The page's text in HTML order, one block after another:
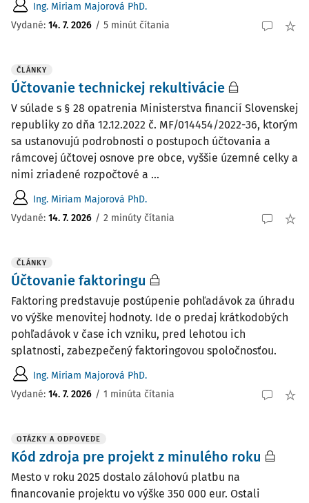
Ing. Miriam Majorová PhD.
Vydané: 14. 7. 2026 / 5 minút čítania
ČLÁNKY
Účtovanie technickej rekultivácie
V súlade s § 28 opatrenia Ministerstva financií Slovenskej
republiky zo dňa 12.12.2022 č. MF/014454/2022-36, ktorým
sa ustanovujú podrobnosti o postupoch účtovania a
rámcovej účtovej osnove pre obce, vyššie územné celky a
nimi zriadené rozpočtové a ...
Ing. Miriam Majorová PhD.
Vydané: 14. 7. 2026 / 2 minúty čítania
ČLÁNKY
Účtovanie faktoringu
Faktoring predstavuje postúpenie pohľadávok za úhradu
vo výške menovitej hodnoty. Ide o predaj krátkodobých
pohľadávok v čase ich vzniku, pred lehotou ich
splatnosti, zabezpečený faktoringovou spoločnosťou.
Ing. Miriam Majorová PhD.
Vydané: 14. 7. 2026 / 1 minúta čítania
OTÁZKY A ODPOVEDE
Kód zdroja pre projekt z minulého roku
Mesto v roku 2025 dostalo zálohovú platbu na
financovanie projektu vo výške 350 000 eur. Ostali